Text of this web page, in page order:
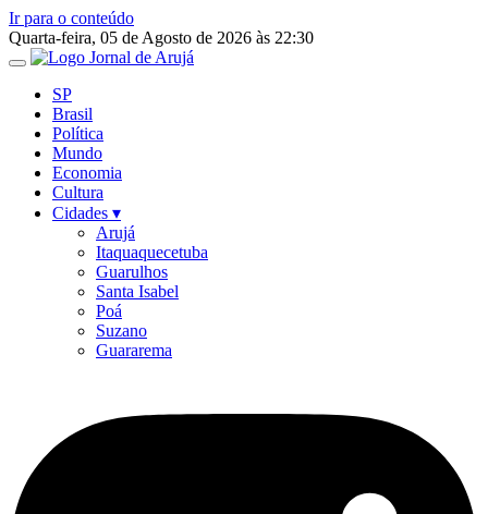
Ir para o conteúdo
Quarta-feira, 05 de Agosto de 2026 às 22:30
SP
Brasil
Política
Mundo
Economia
Cultura
Cidades ▾
Arujá
Itaquaquecetuba
Guarulhos
Santa Isabel
Poá
Suzano
Guararema